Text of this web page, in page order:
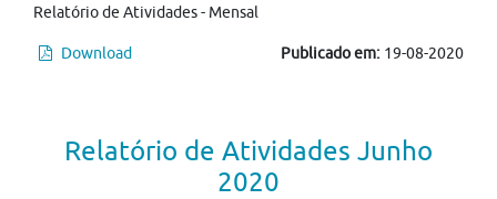
Relatório de Atividades - Mensal
Download Publicado em: 19-08-2020
Relatório de Atividades Junho
2020